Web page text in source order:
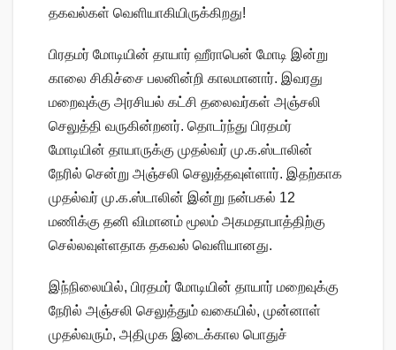
தகவல்கள் வெளியாகியிருக்கிறது!
பிரதமர் மோடியின் தாயார் ஹீராபென் மோடி இன்று
காலை சிகிச்சை பலனின்றி காலமானார். இவரது
மறைவுக்கு அரசியல் கட்சி தலைவர்கள் அஞ்சலி
செலுத்தி வருகின்றனர். தொடர்ந்து பிரதமர்
மோடியின் தாயாருக்கு முதல்வர் மு.க.ஸ்டாலின்
நேரில் சென்று அஞ்சலி செலுத்தவுள்ளார். இதற்காக
முதல்வர் மு.க.ஸ்டாலின் இன்று நன்பகல் 12
மணிக்கு தனி விமானம் மூலம் அகமதாபாத்திற்கு
செல்லவுள்ளதாக தகவல் வெளியானது.
இந்நிலையில், பிரதமர் மோடியின் தாயார் மறைவுக்கு
நேரில் அஞ்சலி செலுத்தும் வகையில், முன்னாள்
முதல்வரும், அதிமுக இடைக்கால பொதுச்